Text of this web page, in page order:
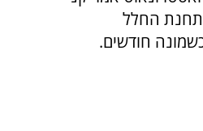
החלל
חודשים.